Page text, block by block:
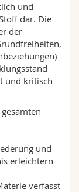
und
dar. Die
der
und kritisch
und
erleichtern
verfasst